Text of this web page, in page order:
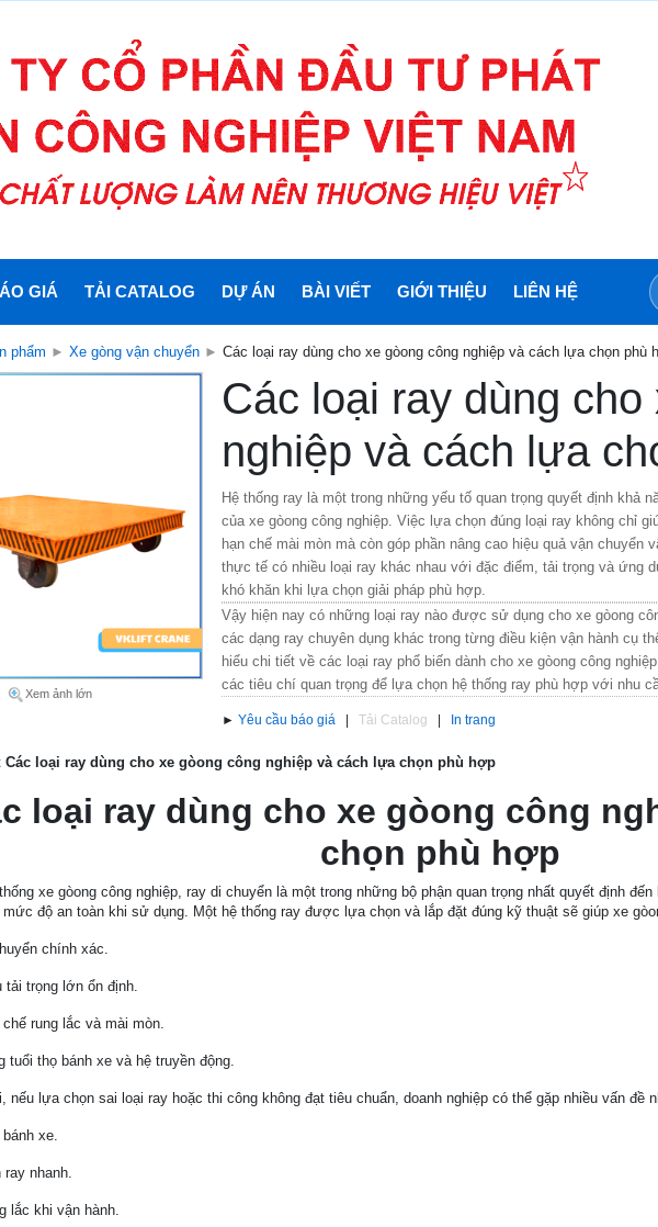
GIÁ TẢI CATALOG DỰ ÁN BÀI VIẾT GIỚI THIỆU LIÊN HỆ
phẩm ► Xe gòng vận chuyển ► Các loại ray dùng cho xe gòong công nghiệp và cách lựa chọn phù
Xem ảnh lớn
Các loại ray dùng cho
nghiệp và cách lựa
Hệ thống ray là một trong những yếu tố quan trọng quyết định khả
của xe gòong công nghiệp. Việc lựa chọn đúng loại ray không chỉ
hạn chế mài mòn mà còn góp phần nâng cao hiệu quả vận chuyển
thực tế có nhiều loại ray khác nhau với đặc điểm, tải trọng và ứng
khó khăn khi lựa chọn giải pháp phù hợp.
Vậy hiện nay có những loại ray nào được sử dụng cho xe gòong
các dạng ray chuyên dụng khác trong từng điều kiện vận hành cụ
hiểu chi tiết về các loại ray phổ biến dành cho xe gòong công
các tiêu chí quan trọng để lựa chọn hệ thống ray phù hợp với nhu
► Yêu cầu báo giá | Tải Catalog | In trang
Các loại ray dùng cho xe gòong công nghiệp và cách lựa chọn phù hợp
loại ray dùng cho xe gòong công
chọn phù hợp
xe gòong công nghiệp, ray di chuyển là một trong những bộ phận quan trọng nhất quyết định
độ an toàn khi sử dụng. Một hệ thống ray được lựa chọn và lắp đặt đúng kỹ thuật sẽ giúp xe
chính xác.
tải trọng lớn ổn định.
chế rung lắc và mài mòn.
tuổi thọ bánh xe và hệ truyền động.
nếu lựa chọn sai loại ray hoặc thi công không đạt tiêu chuẩn, doanh nghiệp có thể gặp nhiều vấn đề
xe.
ray nhanh.
lắc khi vận hành.